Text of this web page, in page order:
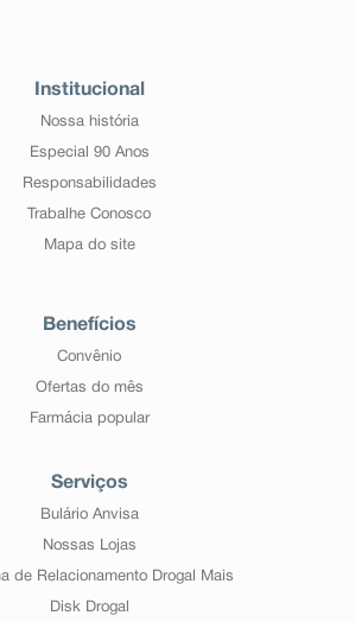
Institucional
Nossa história
Especial 90 Anos
Responsabilidades
Trabalhe Conosco
Mapa do site
Benefícios
Convênio
Ofertas do mês
Farmácia popular
Serviços
Bulário Anvisa
Nossas Lojas
de Relacionamento Drogal Mais
Disk Drogal